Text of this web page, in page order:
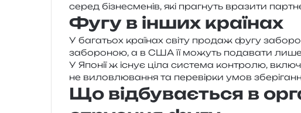
серед бізне­сме­нів, які пра­гнуть вра­зи­ти
Фугу в інших країнах
У бага­тьох кра­ї­нах світу про­даж фугу
забо­ро­ною, а в США її можуть пода­ва­ти
У Японії ж існує ціла систе­ма кон­тро­лю,
не вилов­лю­ва­н­ня та пере­вір­ки умов
Що відбувається в